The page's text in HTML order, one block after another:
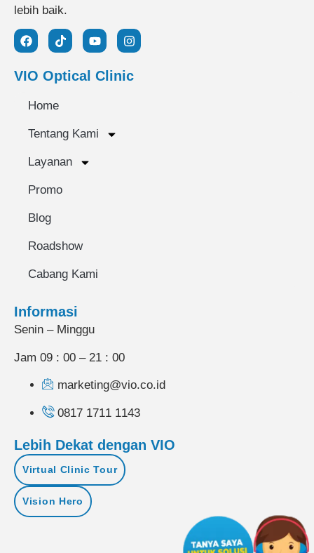
lebih baik.
VIO Optical Clinic
Home
Tentang Kami
Layanan
Promo
Blog
Roadshow
Cabang Kami
Informasi
Senin – Minggu
Jam 09 : 00 – 21 : 00
marketing@vio.co.id
0817 1711 1143
Lebih Dekat dengan VIO
Virtual Clinic Tour
Vision Hero